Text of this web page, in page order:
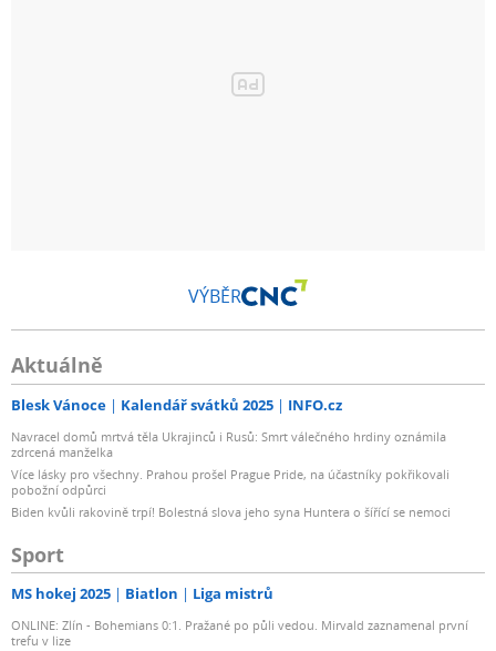
VÝBĚR
Aktuálně
Blesk Vánoce Kalendář svátků 2025 INFO.cz
Navracel domů mrtvá těla Ukrajinců i Rusů: Smrt válečného hrdiny oznámila
zdrcená manželka
Více lásky pro všechny. Prahou prošel Prague Pride, na účastníky pokřikovali
pobožní odpůrci
Biden kvůli rakovině trpí! Bolestná slova jeho syna Huntera o šířící se nemoci
Sport
MS hokej 2025 Biatlon Liga mistrů
ONLINE: Zlín - Bohemians 0:1. Pražané po půli vedou. Mirvald zaznamenal první
trefu v lize